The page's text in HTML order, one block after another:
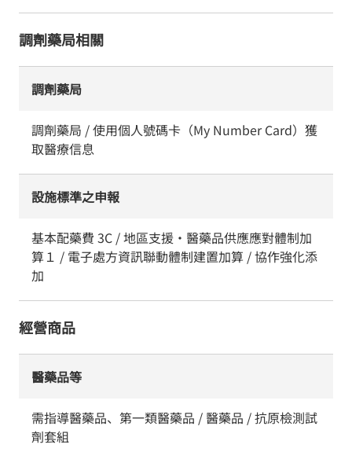
調劑藥局相關
調劑藥局
調劑藥局 / 使用個人號碼卡（My Number Card）獲
取醫療信息
設施標準之申報
基本配藥費 3C / 地區支援・醫藥品供應應對體制加
算１ / 電子處方資訊聯動體制建置加算 / 協作強化添
加
經營商品
醫藥品等
需指導醫藥品、第一類醫藥品 / 醫藥品 / 抗原檢測試
劑套組